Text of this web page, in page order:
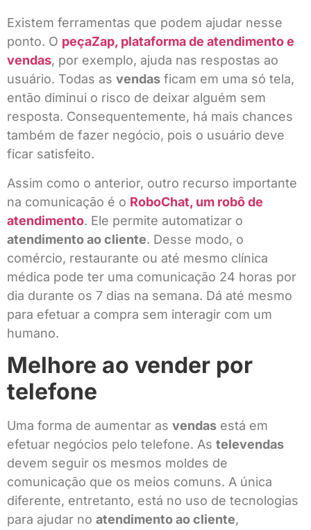
Existem ferramentas que podem ajudar nesse
ponto. O peçaZap, plataforma de atendimento e
vendas, por exemplo, ajuda nas respostas ao
usuário. Todas as vendas ficam em uma só tela,
então diminui o risco de deixar alguém sem
resposta. Consequentemente, há mais chances
também de fazer negócio, pois o usuário deve
ficar satisfeito.
Assim como o anterior, outro recurso importante
na comunicação é o RoboChat, um robô de
atendimento. Ele permite automatizar o
atendimento ao cliente. Desse modo, o
comércio, restaurante ou até mesmo clínica
médica pode ter uma comunicação 24 horas por
dia durante os 7 dias na semana. Dá até mesmo
para efetuar a compra sem interagir com um
humano.
Melhore ao vender por
telefone
Uma forma de aumentar as vendas está em
efetuar negócios pelo telefone. As televendas
devem seguir os mesmos moldes de
comunicação que os meios comuns. A única
diferente, entretanto, está no uso de tecnologias
para ajudar no atendimento ao cliente,